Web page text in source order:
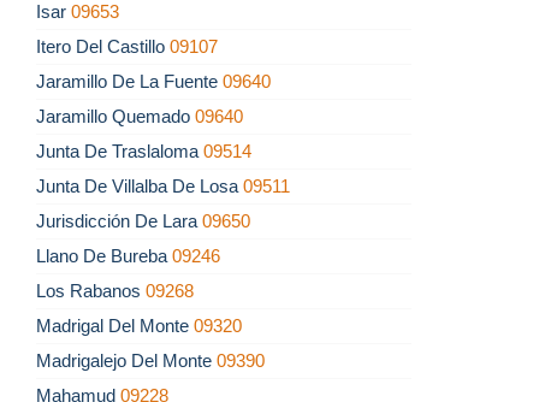
Isar 09653
Itero Del Castillo 09107
Jaramillo De La Fuente 09640
Jaramillo Quemado 09640
Junta De Traslaloma 09514
Junta De Villalba De Losa 09511
Jurisdicción De Lara 09650
Llano De Bureba 09246
Los Rabanos 09268
Madrigal Del Monte 09320
Madrigalejo Del Monte 09390
Mahamud 09228